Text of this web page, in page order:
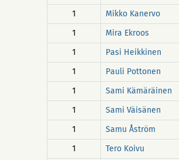
1
Mikko Kanervo
1
Mira Ekroos
1
Pasi Heikkinen
1
Pauli Pottonen
1
Sami Kämäräinen
1
Sami Väisänen
1
Samu Åström
1
Tero Koivu